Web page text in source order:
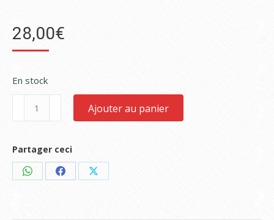
28,00€
En stock
Voyageur
incorporel
-
Ajouter au panier
Partager ceci
Share
WhatsApp
Share
Facebook
Share
X